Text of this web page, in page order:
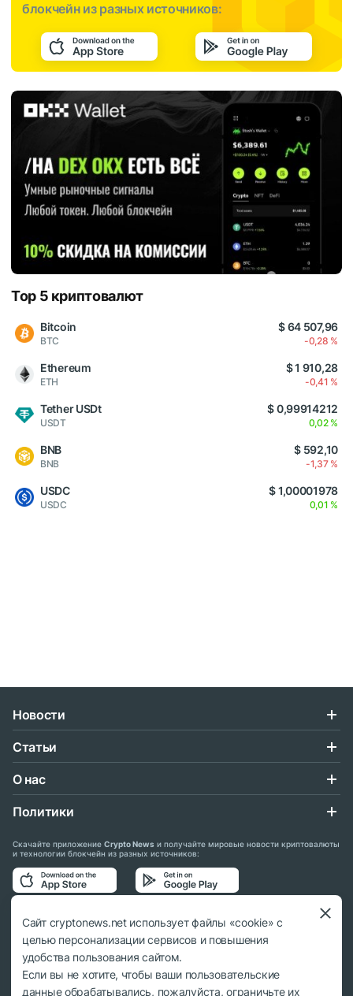
блокчейн из разных источников:
Top 5 криптовалют
Bitcoin
BTC
$ 64 507,96
-0,28 %
Ethereum
ETH
$ 1 910,28
-0,41 %
Tether USDt
USDT
$ 0,99914212
0,02 %
BNB
BNB
$ 592,10
-1,37 %
USDC
USDC
$ 1,00001978
0,01 %
Новости
Статьи
О нас
Политики
Скачайте приложение Crypto News и получайте мировые новости криптовалюты
и технологии блокчейн из разных источников:
Подписывайтесь на нас в социальных сетях:
Сайт cryptonews.net использует файлы «cookie» с
целью персонализации сервисов и повышения
удобства пользования сайтом.
Если вы не хотите, чтобы ваши пользовательские
данные обрабатывались, пожалуйста, ограничьте их